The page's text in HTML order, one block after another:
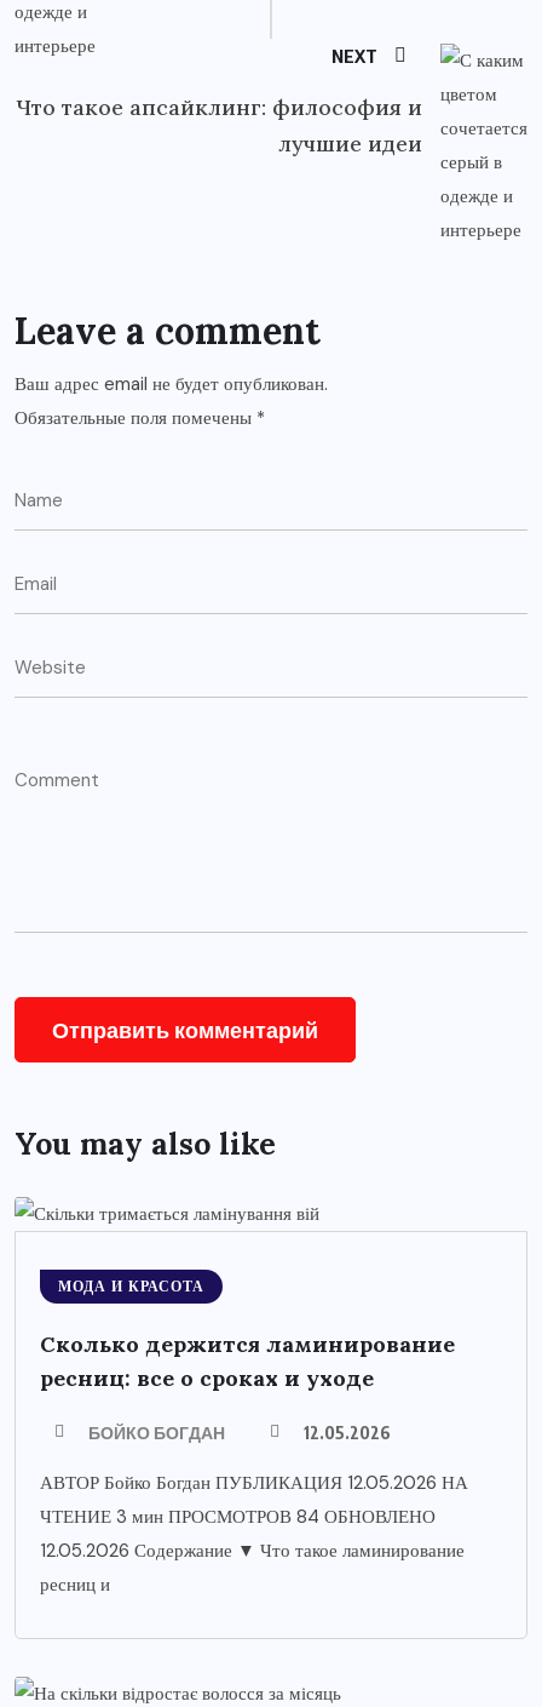
NEXT
Что такое апсайклинг: философия и
лучшие идеи
Leave a comment
Ваш адрес email не будет опубликован.
Обязательные поля помечены *
You may also like
МОДА И КРАСОТА
Сколько держится ламинирование
ресниц: все о сроках и уходе
БОЙКО БОГДАН 12.05.2026
АВТОР Бойко Богдан ПУБЛИКАЦИЯ 12.05.2026 НА
ЧТЕНИЕ 3 мин ПРОСМОТРОВ 84 ОБНОВЛЕНО
12.05.2026 Содержание ▼ Что такое ламинирование
ресниц и